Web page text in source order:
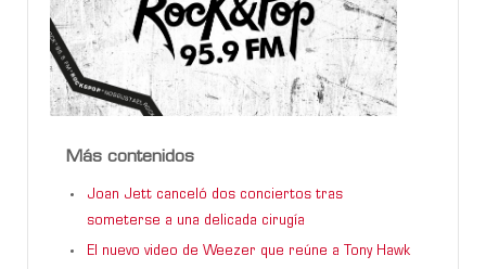
Más contenidos
Joan Jett canceló dos conciertos tras
someterse a una delicada cirugía
El nuevo video de Weezer que reúne a Tony Hawk